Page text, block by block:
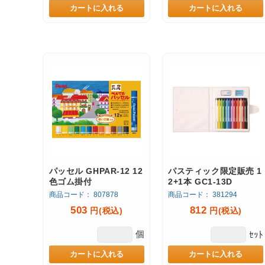
カートに入れる カートに入れる
503 円(税込)
商品コード： 807878
パッセル GHPAR-12 12
色ゴム掛付
個
カートに入れる
812 円(税込)
商品コード： 381294
パスティック限定販売 1
2+1本 GC1-13D
ｾｯﾄ
カートに入れる